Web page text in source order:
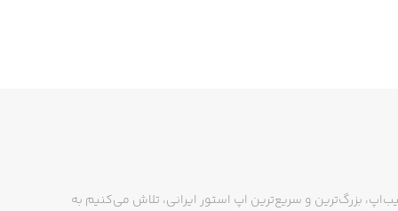
بزرگ‌ترین و سریع‌ترین اپ استور ایرانی، تلاش می‌کنیم به